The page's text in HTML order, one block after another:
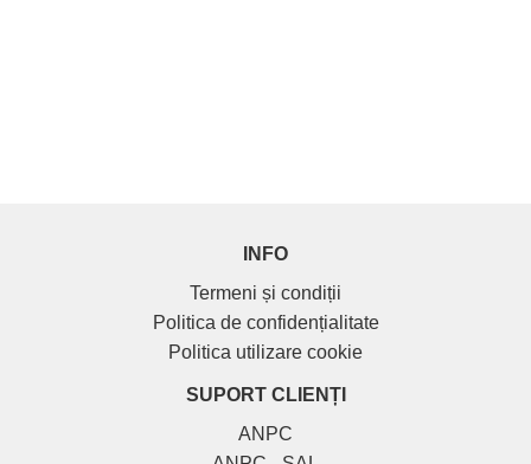
INFO
Termeni și condiții
Politica de confidențialitate
Politica utilizare cookie
SUPORT CLIENȚI
ANPC